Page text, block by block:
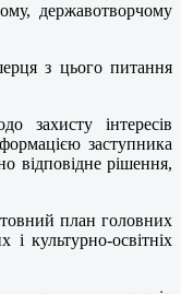
державотворчому
з цього питання
захисту інтересів
заступника
відповідне рішення,
план головних
і культурно-освітніх